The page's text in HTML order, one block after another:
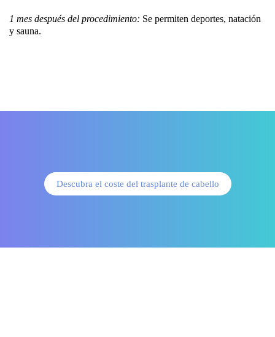
1 mes después del procedimiento: Se permiten deportes, natación
y sauna.
Descubra el coste del trasplante de cabello